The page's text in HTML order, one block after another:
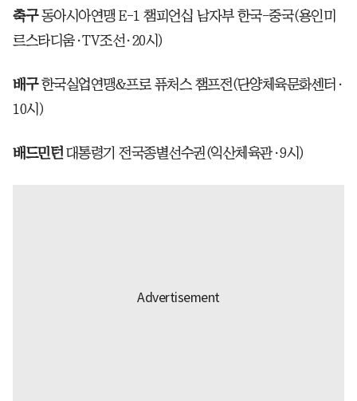
축구동아시아연맹 E-1 챔피언십 남자부 한국-중국(용인미
르스타디움·TV조선·20시)
배구한국실업연맹&프로 퓨처스 챔프전(단양체육문화센터·
10시)
배드민턴대통령기 전국종별선수권(익산체육관·9시)